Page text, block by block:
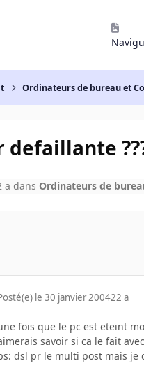
Ordinateurs de bureau et
a dans Ordinateurs de
le 30 janvier 200422 a
fois que le pc est eteint
savoir si ca le fait
dsl pr le multi post mais je